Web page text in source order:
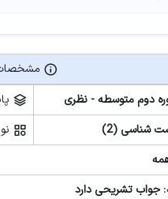
دوم متوسطه - نظری
شناسی (2)
جواب تشریحی دارد